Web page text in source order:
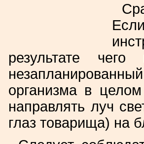
результате
организма в
направлять луч
глаз товарища) на